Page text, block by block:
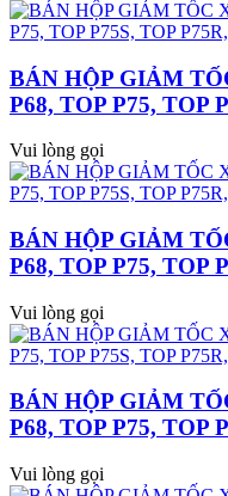
BÁN HỘP GIẢM
P68, TOP P75, TOP
Vui lòng gọi
BÁN HỘP GIẢM
P68, TOP P75, TOP
Vui lòng gọi
BÁN HỘP GIẢM
P68, TOP P75, TOP
Vui lòng gọi